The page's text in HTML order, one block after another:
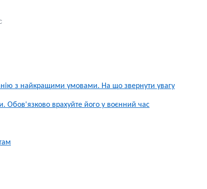
з найкращими умовами. На що звернути увагу
Обов'язково врахуйте його у воєнний час